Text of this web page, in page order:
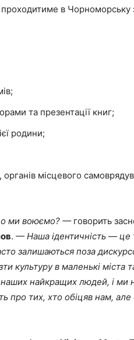
проходитиме в
та презентації книг;
родини;
органів місцевого
ми воюємо? — говорить
. — Наша ідентичність — це
залишаються поза
культуру в маленькі
наших найкращих людей, і ми
про тих, хто обіцяв нам, але